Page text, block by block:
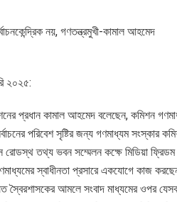
নয়, গণতন্ত্রমুখী-কামাল আহমেদ
২০২৫:
প্রধান কামাল আহমেদ বলেছেন, কমিশন
পরিবেশ সৃষ্টির জন্য গণমাধ্যম সংস্কার
রোডস্থ তথ্য ভবন সম্মেলন কক্ষে মিডিয়া
স্বাধীনতা প্রসারে একযোগে কাজ
স্বৈরশাসকের আমলে সংবাদ মাধ্যমের ওপর